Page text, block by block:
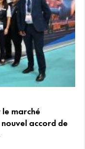
marché
accord de